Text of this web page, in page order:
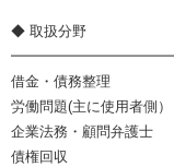
◆ 取扱分野
借金・債務整理
労働問題(主に使用者側）
企業法務・顧問弁護士
債権回収